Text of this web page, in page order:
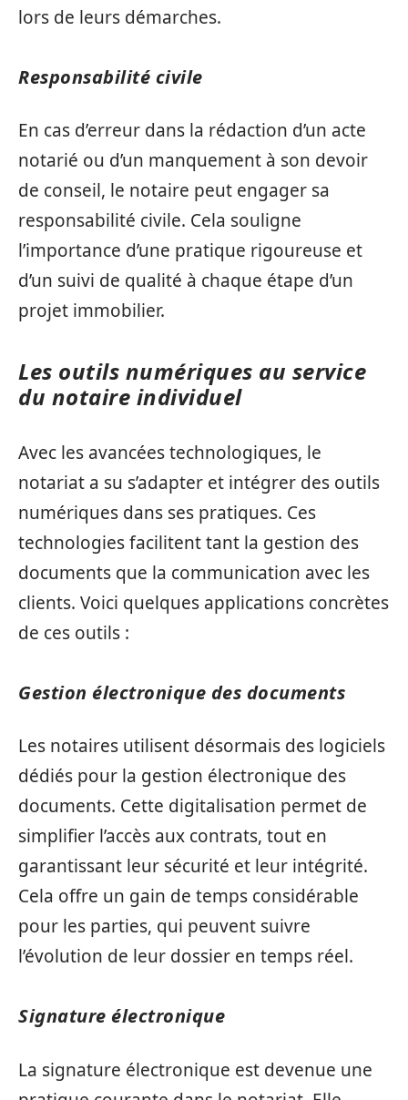
lors de leurs démarches.
Responsabilité civile
En cas d’erreur dans la rédaction d’un acte
notarié ou d’un manquement à son devoir
de conseil, le notaire peut engager sa
responsabilité civile. Cela souligne
l’importance d’une pratique rigoureuse et
d’un suivi de qualité à chaque étape d’un
projet immobilier.
Les outils numériques au service
du notaire individuel
Avec les avancées technologiques, le
notariat a su s’adapter et intégrer des outils
numériques dans ses pratiques. Ces
technologies facilitent tant la gestion des
documents que la communication avec les
clients. Voici quelques applications concrètes
de ces outils :
Gestion électronique des documents
Les notaires utilisent désormais des logiciels
dédiés pour la gestion électronique des
documents. Cette digitalisation permet de
simplifier l’accès aux contrats, tout en
garantissant leur sécurité et leur intégrité.
Cela offre un gain de temps considérable
pour les parties, qui peuvent suivre
l’évolution de leur dossier en temps réel.
Signature électronique
La signature électronique est devenue une